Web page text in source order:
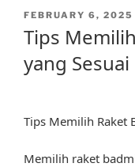
POSTED
ON
FEBRUARY 6, 2025
Tips
yang Sesuai
Tips Memilih Raket
Memilih raket